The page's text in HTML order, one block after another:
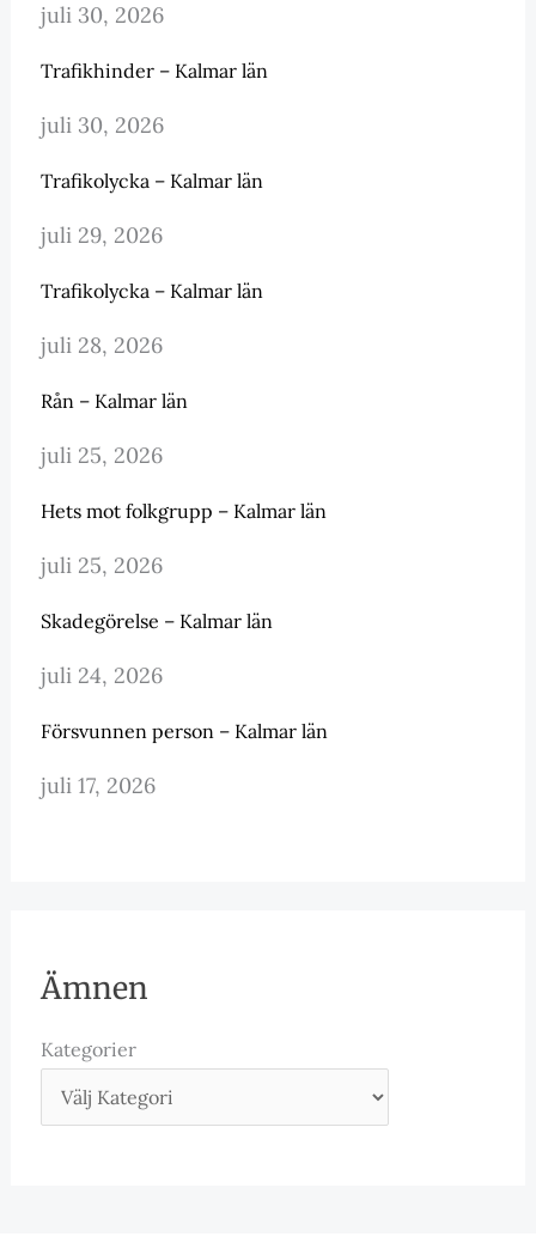
juli 30, 2026
Trafikhinder – Kalmar län
juli 30, 2026
Trafikolycka – Kalmar län
juli 29, 2026
Trafikolycka – Kalmar län
juli 28, 2026
Rån – Kalmar län
juli 25, 2026
Hets mot folkgrupp – Kalmar län
juli 25, 2026
Skadegörelse – Kalmar län
juli 24, 2026
Försvunnen person – Kalmar län
juli 17, 2026
Ämnen
Kategorier